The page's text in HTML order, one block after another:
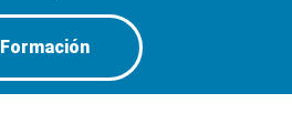
Formación